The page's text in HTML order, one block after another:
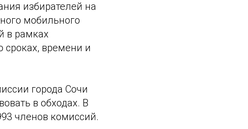
избирателей на
мобильного
в рамках
сроках, времени и
города Сочи
в обходах. В
членов комиссий.